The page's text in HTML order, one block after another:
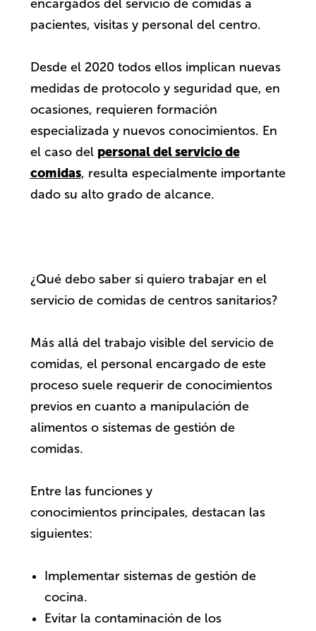
encargados del servicio de comidas a
pacientes, visitas y personal del centro.
Desde el 2020 todos ellos implican nuevas
medidas de protocolo y seguridad que, en
ocasiones, requieren formación
especializada y nuevos conocimientos. En
el caso del personal del servicio de
comidas, resulta especialmente importante
dado su alto grado de alcance.
¿Qué debo saber si quiero trabajar en el
servicio de comidas de centros sanitarios?
Más allá del trabajo visible del servicio de
comidas, el personal encargado de este
proceso suele requerir de conocimientos
previos en cuanto a manipulación de
alimentos o sistemas de gestión de
comidas.
Entre las funciones y
conocimientos principales, destacan las
siguientes:
Implementar sistemas de gestión de
cocina.
Evitar la contaminación de los